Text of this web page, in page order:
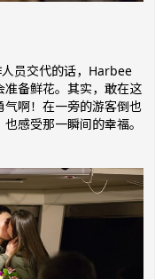
员交代的话，Harbee
备鲜花。其实，敢在这
啊！在一旁的游客倒也
感受那一瞬间的幸福。